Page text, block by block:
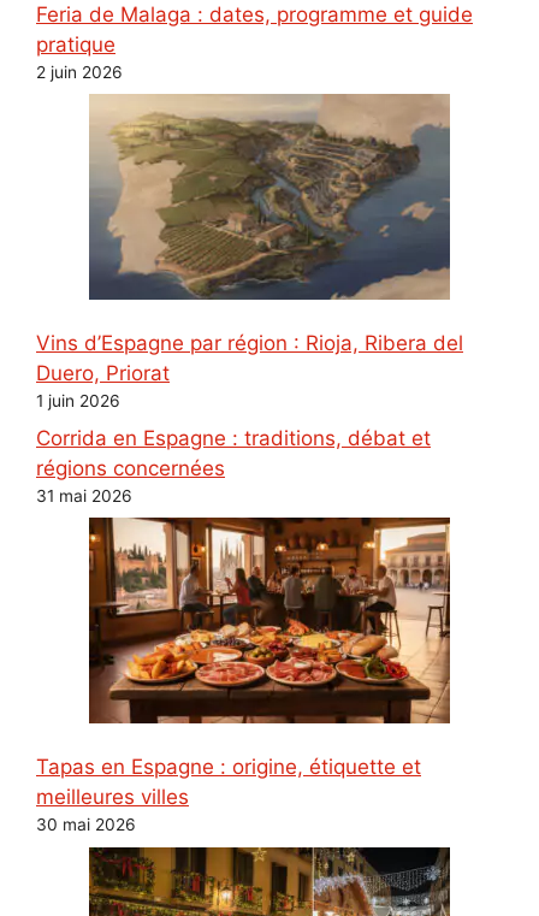
Feria de Malaga : dates, programme et guide
pratique
2 juin 2026
Vins d’Espagne par région : Rioja, Ribera del
Duero, Priorat
1 juin 2026
Corrida en Espagne : traditions, débat et
régions concernées
31 mai 2026
Tapas en Espagne : origine, étiquette et
meilleures villes
30 mai 2026